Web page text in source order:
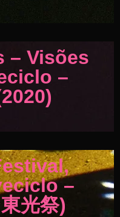
– Visões
–
–
光祭)